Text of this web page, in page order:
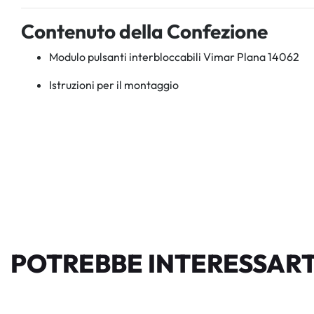
Contenuto della Confezione
Modulo pulsanti interbloccabili Vimar Plana 14062
Istruzioni per il montaggio
POTREBBE